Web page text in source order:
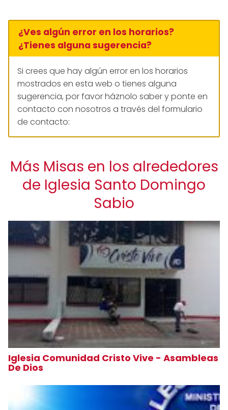
¿Ves algún error en los horarios?
¿Tienes alguna sugerencia?
Si crees que hay algún error en los horarios
mostrados en esta web o tienes alguna
sugerencia, por favor háznolo saber y ponte en
contacto con nosotros a través del formulario
de contacto:
Más Misas en los alrededores
de Iglesia Santo Domingo
Sabio
Iglesia Comunidad Cristo Vive - Asambleas
De Dios